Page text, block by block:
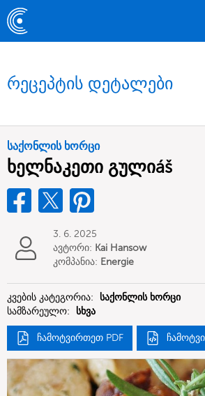
რეცეპტის დეტალები
საქონლის ხორცი
ხელნაკეთი გულიáš
3. 6. 2025
ავტორი: Kai Hansow
კომპანია: Energie
კვების კატეგორია: საქონლის ხორცი
სამზარეულო: სხვა
ჩამოტვირთეთ PDF